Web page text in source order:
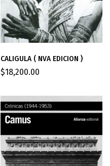
CALIGULA ( NVA EDICION )
$18,200.00